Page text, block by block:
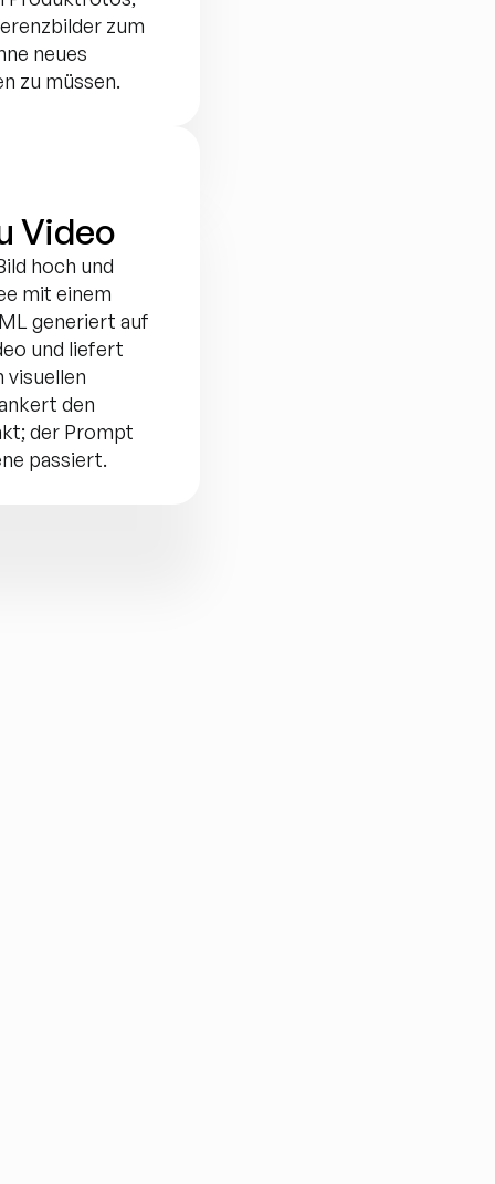
zum
neues
zu müssen.
Video
hoch und
mit einem
generiert auf
und liefert
visuellen
den
der Prompt
passiert.